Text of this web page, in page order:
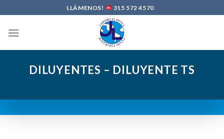
to
content
LLÁMENOS! 315 572 4570
DILUYENTES – DILUYENTE TS